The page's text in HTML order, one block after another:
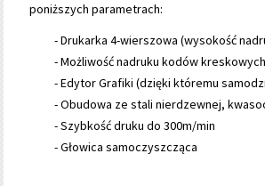
poniższych parametrach:
- Drukarka 4-wierszowa (wysokość
- Możliwość nadruku kodów kreskowych
- Edytor Grafiki (dzięki któremu
- Obudowa ze stali nierdzewnej,
- Szybkość druku do 300m/min
- Głowica samoczyszcząca